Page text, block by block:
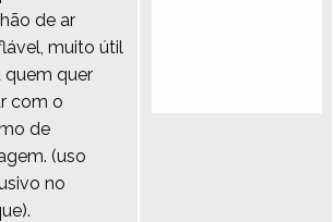
de ar
muito útil
quem quer
com o
de
(uso
no